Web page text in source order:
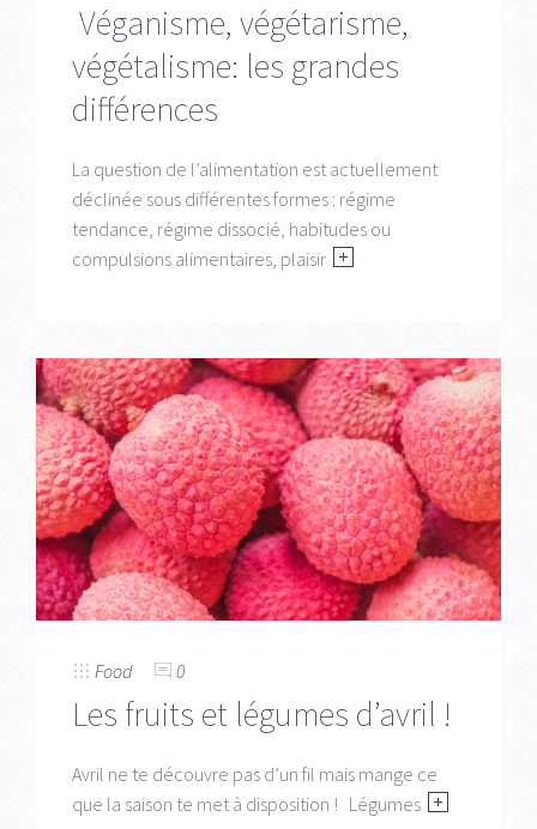
Véganisme, végétarisme,
végétalisme: les grandes
différences
La question de l’alimentation est actuellement
déclinée sous différentes formes : régime
tendance, régime dissocié, habitudes ou
compulsions alimentaires, plaisir
Food 0
Les fruits et légumes d’avril !
Avril ne te découvre pas d’un fil mais mange ce
que la saison te met à disposition ! Légumes